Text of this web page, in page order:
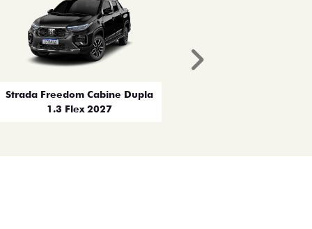
Strada Freedom Cabine Dupla
1.3 Flex 2027
Próximo